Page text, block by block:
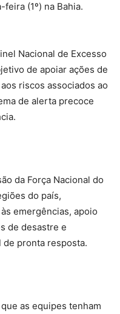
(1º) na Bahia.
Nacional de Excesso
de apoiar ações de
riscos associados ao
de alerta precoce
da Força Nacional do
do país,
emergências, apoio
de desastre e
de pronta resposta.
as equipes tenham